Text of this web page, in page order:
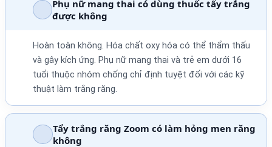
Phụ nữ mang thai có dùng thuốc tẩy trắng
được không
Hoàn toàn không. Hóa chất oxy hóa có thể thẩm thấu
và gây kích ứng. Phụ nữ mang thai và trẻ em dưới 16
tuổi thuộc nhóm chống chỉ định tuyệt đối với các kỹ
thuật làm trắng răng.
Tẩy trắng răng Zoom có làm hỏng men răng
không